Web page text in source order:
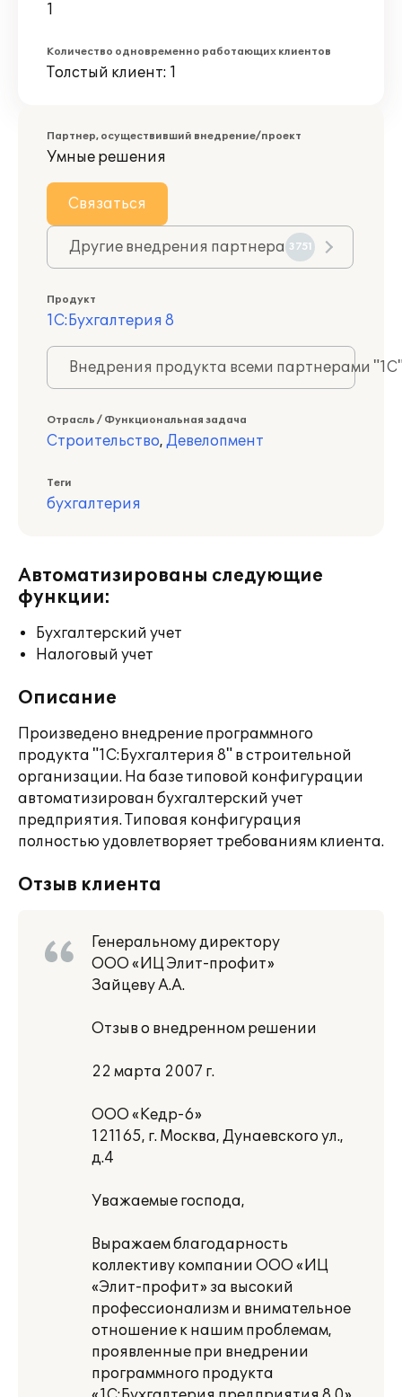
1
Количество одновременно работающих клиентов
Толстый клиент: 1
Партнер, осуществивший внедрение/проект
Умные решения
Связаться
Другие внедрения партнера 3751
Продукт
1С:Бухгалтерия 8
Внедрения продукта всеми партнерами
Отрасль / Функциональная задача
Строительство, Девелопмент
Теги
бухгалтерия
Автоматизированы следующие
функции:
Бухгалтерский учет
Налоговый учет
Описание
Произведено внедрение программного
продукта "1С:Бухгалтерия 8" в строительной
организации. На базе типовой конфигурации
автоматизирован бухгалтерский учет
предприятия. Типовая конфигурация
полностью удовлетворяет требованиям клиента.
Отзыв клиента
Генеральному директору
ООО «ИЦ Элит-профит»
Зайцеву А.А.
Отзыв о внедренном решении
22 марта 2007 г.
ООО «Кедр-6»
121165, г. Москва, Дунаевского ул.,
д.4
Уважаемые господа,
Выражаем благодарность
коллективу компании ООО «ИЦ
«Элит-профит» за высокий
профессионализм и внимательное
отношение к нашим проблемам,
проявленные при внедрении
программного продукта